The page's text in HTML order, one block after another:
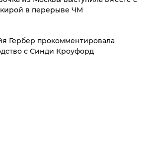
в перерыве ЧМ
Гербер прокомментировала
с Синди Кроуфорд